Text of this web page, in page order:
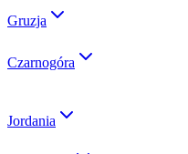
Gruzja
Czarnogóra
Jordania